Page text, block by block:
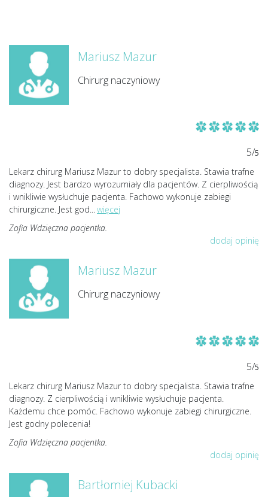
Mariusz Mazur
Chirurg naczyniowy
5/5
Lekarz chirurg Mariusz Mazur to dobry specjalista. Stawia trafne
diagnozy. Jest bardzo wyrozumiały dla pacjentów. Z cierpliwością
i wnikliwie wysłuchuje pacjenta. Fachowo wykonuje zabiegi
chirurgiczne. Jest god...więcej
Zofia Wdzięczna pacjentka.
dodaj opinię
Mariusz Mazur
Chirurg naczyniowy
5/5
Lekarz chirurg Mariusz Mazur to dobry specjalista. Stawia trafne
diagnozy. Z cierpliwością i wnikliwie wysłuchuje pacjenta.
Każdemu chce pomóc. Fachowo wykonuje zabiegi chirurgiczne.
Jest godny polecenia!
Zofia Wdzięczna pacjentka.
dodaj opinię
Bartłomiej Kubacki